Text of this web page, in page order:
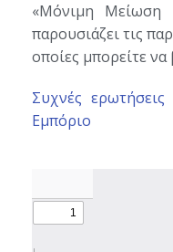
«Μόνιμη Μείωση
παρουσιάζει τις
οποίες μπορείτε να
Συχνές
Εμπόριο